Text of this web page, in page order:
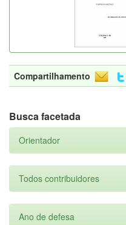
Compartilhamento
Busca facetada
Orientador
Todos contribuidores
Ano de defesa